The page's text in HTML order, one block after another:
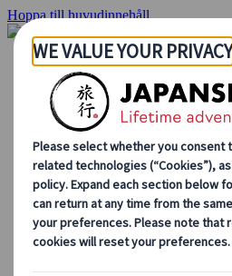
Hoppa till huvudinnehåll
Hemsidan
Resor
Individuellt resande
Gruppresor
Semester med självkörning
Utflykter
Skräddarsydda gruppresor
Japan Rail Pass
Hur vi arbetar
Om oss
Vårt team
Bli en del av vårt team